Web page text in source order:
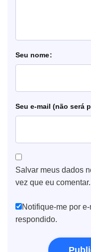
nome
e-mail
Salvar meus dados
vez que eu comentar.
Notifique-me por
respondido.